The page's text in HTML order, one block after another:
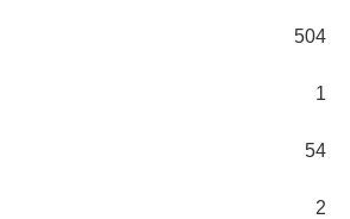
504
1
54
2